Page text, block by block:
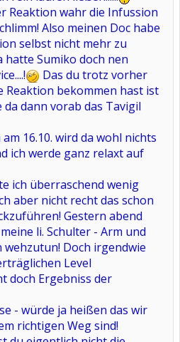
Reaktion wahr die Infussion
Also meinen Doc habe
selbst nicht mehr zu
hatte Sumiko doch nen
Das du trotz vorher
Reaktion bekommen hast ist
da dann vorab das Tavigil
16.10. wird da wohl nichts
ich werde ganz relaxt auf
ich überraschend wenig
aber nicht recht das schon
Gestern abend
li. Schulter - Arm und
wehzutun! Doch irgendwie
Level
doch Ergebniss der
- würde ja heißen das wir
richtigen Weg sind!